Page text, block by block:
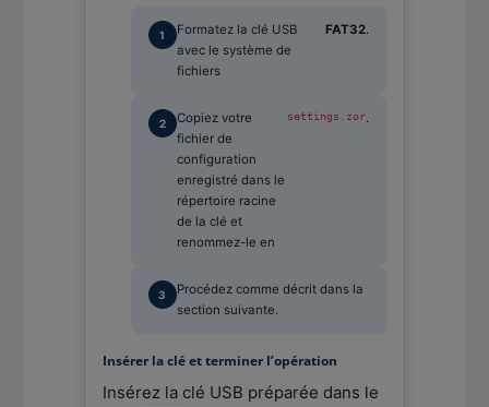
Formatez la clé USB
avec le système de
fichiers
FAT32.
Copiez votre
fichier de
configuration
enregistré dans le
répertoire racine
de la clé et
renommez-le en
settings.zor.
Procédez comme décrit dans la
section suivante.
Insérer la clé et terminer l’opération
Insérez la clé USB préparée dans le